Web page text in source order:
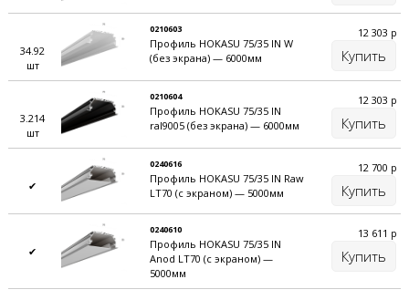
34.92
шт
0210603
Профиль HOKASU 75/35 IN W
(без экрана) — 6000мм
12 303 р
Купить
3.214
шт
0210604
Профиль HOKASU 75/35 IN
ral9005 (без экрана) — 6000мм
12 303 р
Купить
✔
0240616
Профиль HOKASU 75/35 IN Raw
LT70 (с экраном) — 5000мм
12 700 р
Купить
✔
0240610
Профиль HOKASU 75/35 IN
Anod LT70 (с экраном) —
5000мм
13 611 р
Купить